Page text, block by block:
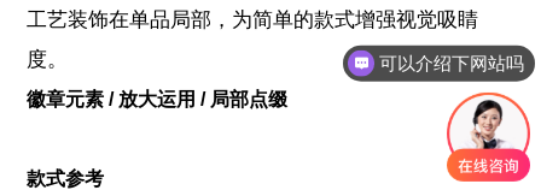
工艺装饰在单品局部，为简单的款式增强视觉吸睛
度。
徽章元素 / 放大运用 / 局部点缀
款式参考
可以介绍下网站吗